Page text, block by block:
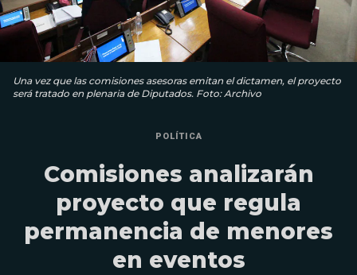
Una vez que las comisiones asesoras emitan el dictamen, el proyecto
será tratado en plenaria de Diputados. Foto: Archivo
POLÍTICA
Comisiones analizarán
proyecto que regula
permanencia de menores
en eventos